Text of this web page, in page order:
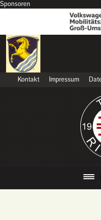
Sponsoren
Kontakt Impressum